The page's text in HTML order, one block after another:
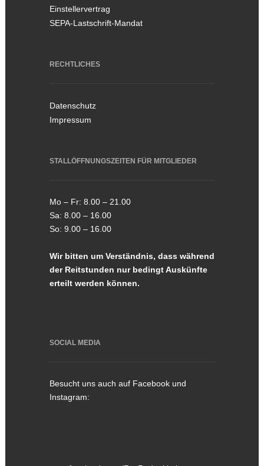
Einstellervertrag
SEPA-Lastschrift-Mandat
RECHTLICHES
Datenschutz
Impressum
STALLÖFFNUNGSZEITEN FÜR MITGLIEDER
Mo – Fr: 8.00 – 21.00
Sa: 8.00 – 16.00
So: 9.00 – 16.00
Wir bitten um Verständnis, dass während
der Reitstunden nur bedingt Auskünfte
erteilt werden können.
SOCIAL MEDIA
Besucht uns auch auf Facebook und
Instagram: